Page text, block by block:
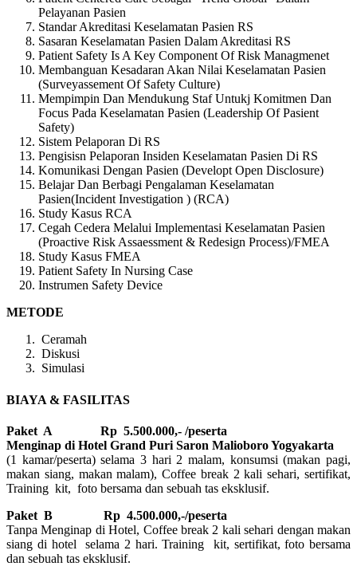
Pelayanan Pasien
Standar Akreditasi Keselamatan Pasien RS
Sasaran Keselamatan Pasien Dalam Akreditasi RS
Patient Safety Is A Key Component Of Risk Managmenet
Membanguan Kesadaran Akan Nilai Keselamatan Pasien
(Surveyassement Of Safety Culture)
Mempimpin Dan Mendukung Staf Untukj Komitmen Dan
Focus Pada Keselamatan Pasien (Leadership Of Pasient
Safety)
Sistem Pelaporan Di RS
Pengisisn Pelaporan Insiden Keselamatan Pasien Di RS
Komunikasi Dengan Pasien (Developt Open Disclosure)
Belajar Dan Berbagi Pengalaman Keselamatan
Pasien(Incident Investigation ) (RCA)
Study Kasus RCA
Cegah Cedera Melalui Implementasi Keselamatan Pasien
(Proactive Risk Assaessment & Redesign Process)/FMEA
Study Kasus FMEA
Patient Safety In Nursing Case
Instrumen Safety Device
METODE
Ceramah
Diskusi
Simulasi
BIAYA & FASILITAS
Paket A Rp 5.500.000,- /peserta
Menginap di Hotel Grand Puri Saron Malioboro Yogyakarta
(1 kamar/peserta) selama 3 hari 2 malam, konsumsi (makan pagi,
makan siang, makan malam), Coffee break 2 kali sehari, sertifikat,
Training kit, foto bersama dan sebuah tas eksklusif.
Paket B
Rp 4.500.000,-/peserta
Tanpa Menginap di Hotel, Coffee break 2 kali sehari dengan makan
siang di hotel selama 2 hari. Training kit, sertifikat, foto bersama
dan sebuah tas eksklusif.